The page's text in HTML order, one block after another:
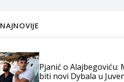
NAJNOVIJE
Pjanić o Alajbegoviću:
biti novi Dybala u